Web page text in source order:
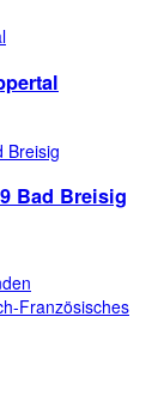
Bad Breisig
Französisches